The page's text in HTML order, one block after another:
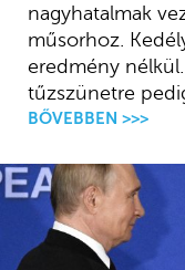
nagyhatalmak
műsorhoz.
eredmény
tűzszünetre
BŐVEBBEN >>>